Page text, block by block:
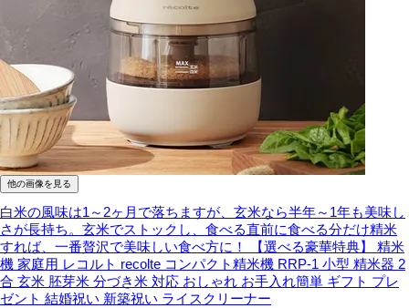
他の画像を見る
白米の風味は1～2ヶ月で落ちますが、玄米なら半年～1年も美味し
さが長持ち。玄米でストックし、食べる直前に食べる分だけ精米
すれば、一番贅沢で美味しい食べ方に！
【選べる豪華特典】 精米
機 家庭用 レコルト recolte コンパクト精米機 RRP-1 小型 精米器 2
合 玄米 胚芽米 分づき米 対応 おしゃれ お手入れ簡単 ギフト プレ
ゼント 結婚祝い 新築祝い ライスクリーナー